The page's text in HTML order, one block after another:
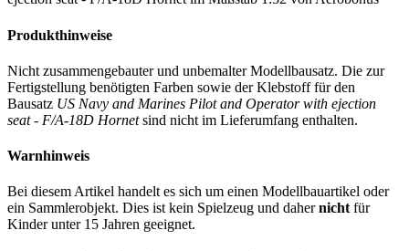
Produkthinweise
Nicht zusammengebauter und unbemalter Modellbausatz. Die zur
Fertigstellung benötigten Farben sowie der Klebstoff für den
Bausatz US Navy and Marines Pilot and Operator with ejection
seat - F/A-18D Hornetsind nicht im Lieferumfang enthalten.
Warnhinweis
Bei diesem Artikel handelt es sich um einen Modellbauartikel oder
ein Sammlerobjekt. Dies ist kein Spielzeug und dahernicht für
Kinder unter 15 Jahren geeignet.